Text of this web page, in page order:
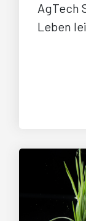
AgTech
Leben